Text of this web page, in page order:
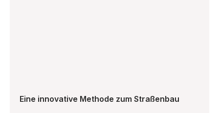
Eine innovative Methode zum Straßenbau